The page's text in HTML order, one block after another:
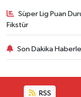
Süper Lig Puan
Fikstür
Son Dakika
RSS